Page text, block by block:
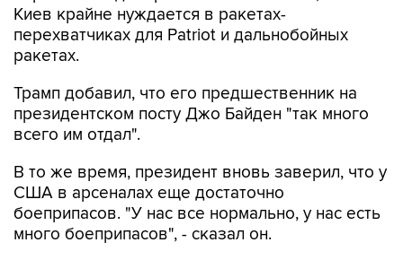
Киев крайне нуждается в ракетах-
перехватчиках для Patriot и дальнобойных
ракетах.
Трамп добавил, что его предшественник на
президентском посту Джо Байден "так много
всего им отдал".
В то же время, президент вновь заверил, что у
США в арсеналах еще достаточно
боеприпасов. "У нас все нормально, у нас есть
много боеприпасов", - сказал он.